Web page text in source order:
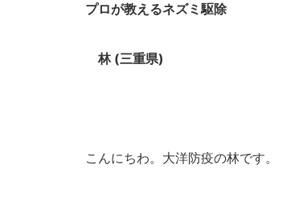
プロが教えるネズミ駆除
林 (三重県)
こんにちわ。大洋防疫の林です。